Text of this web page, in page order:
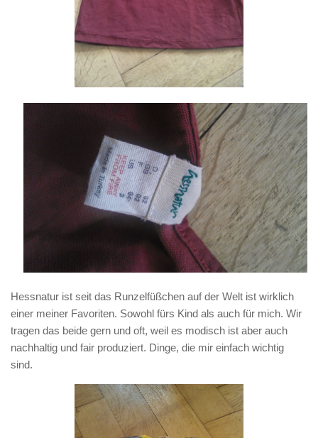
Hessnatur ist seit das Runzelfüßchen auf der Welt ist wirklich
einer meiner Favoriten. Sowohl fürs Kind als auch für mich. Wir
tragen das beide gern und oft, weil es modisch ist aber auch
nachhaltig und fair produziert. Dinge, die mir einfach wichtig
sind.